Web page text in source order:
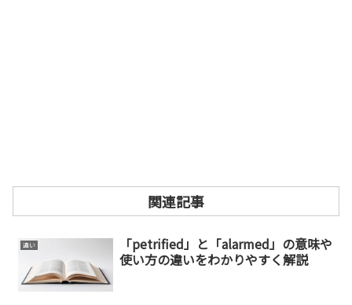
関連記事
違い
「petrified」と「alarmed」の意味や
使い方の違いをわかりやすく解説